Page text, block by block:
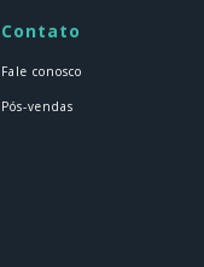
Contato
Fale conosco
Pós-vendas